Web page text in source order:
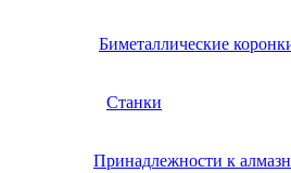
Биметаллические
Станки
Принадлежности к